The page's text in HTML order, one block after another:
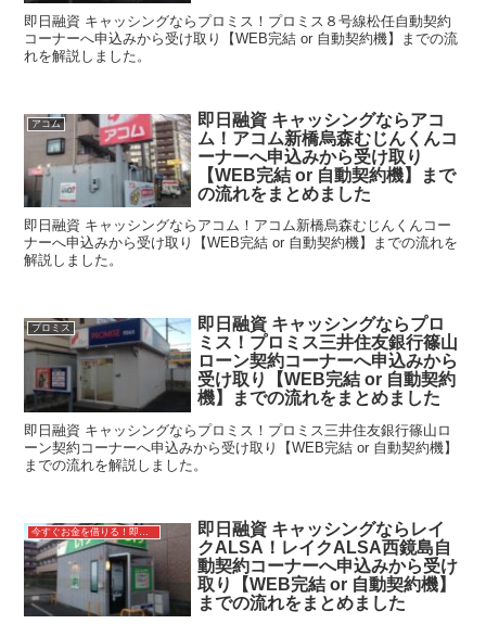
即日融資 キャッシングならプロミス！プロミス８号線松任自動契約
コーナーへ申込みから受け取り【WEB完結 or 自動契約機】までの流
れを解説しました。
アコム
即日融資 キャッシングならアコ
ム！アコム新橋烏森むじんくんコ
ーナーへ申込みから受け取り
【WEB完結 or 自動契約機】まで
の流れをまとめました
即日融資 キャッシングならアコム！アコム新橋烏森むじんくんコー
ナーへ申込みから受け取り【WEB完結 or 自動契約機】までの流れを
解説しました。
プロミス
即日融資 キャッシングならプロ
ミス！プロミス三井住友銀行篠山
ローン契約コーナーへ申込みから
受け取り【WEB完結 or 自動契約
機】までの流れをまとめました
即日融資 キャッシングならプロミス！プロミス三井住友銀行篠山ロ
ーン契約コーナーへ申込みから受け取り【WEB完結 or 自動契約機】
までの流れを解説しました。
今すぐお金を借りる！即日融資キャッシング
即日融資 キャッシングならレイ
クALSA！レイクALSA西鏡島自
動契約コーナーへ申込みから受け
取り【WEB完結 or 自動契約機】
までの流れをまとめました